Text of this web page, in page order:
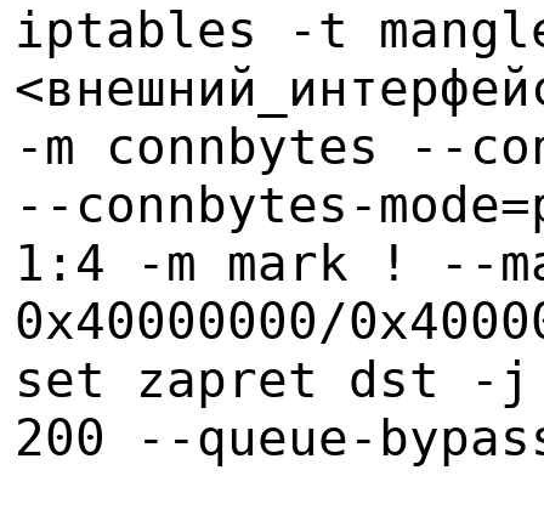
iptables -t mangle
-m connbytes --
--connbytes-
1:4 -m mark ! --
0x40000000/
set zapret dst -j
200 --queue-